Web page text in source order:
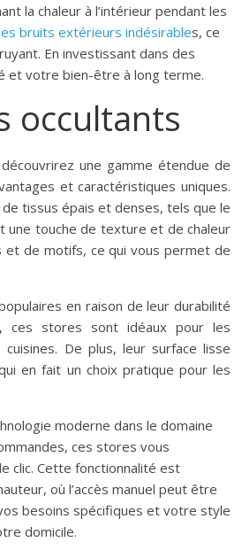
la chaleur à l’intérieur pendant les
bruits extérieurs indésirables, ce
En investissant dans des
et votre bien-être à long terme.
occultants
une gamme étendue de
et caractéristiques uniques.
tissus épais et denses, tels que le
une touche de texture et de chaleur
et de motifs, ce qui vous permet de
en raison de leur durabilité
ces stores sont idéaux pour les
De plus, leur surface lisse
en fait un choix pratique pour les
moderne dans le domaine
ces stores vous
clic. Cette fonctionnalité est
où l’accès manuel peut être
besoins spécifiques et votre style
domicile.